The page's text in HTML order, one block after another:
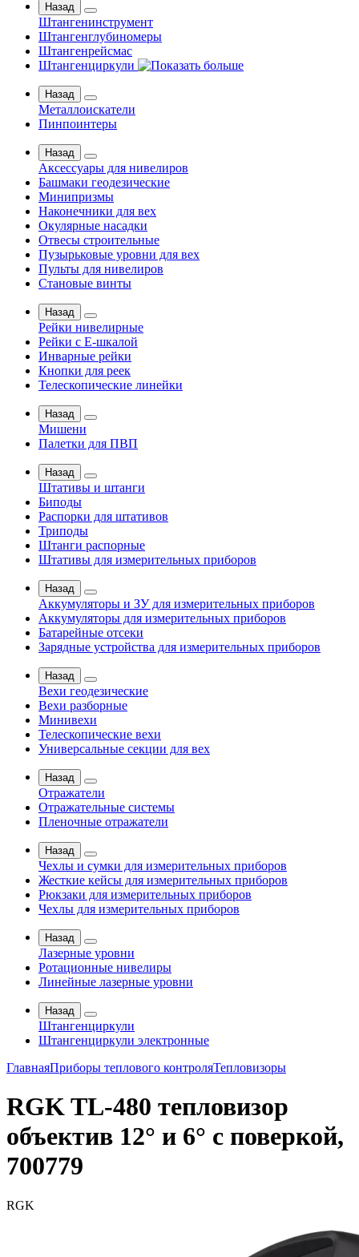
Назад
Штангенинструмент
Штангенглубиномеры
Штангенрейсмас
Штангенциркули
Назад
Металлоискатели
Пинпоинтеры
Назад
Аксессуары для нивелиров
Башмаки геодезические
Минипризмы
Наконечники для вех
Окулярные насадки
Отвесы строительные
Пузырьковые уровни для вех
Пульты для нивелиров
Становые винты
Назад
Рейки нивелирные
Рейки с Е-шкалой
Инварные рейки
Кнопки для реек
Телескопические линейки
Назад
Мишени
Палетки для ПВП
Назад
Штативы и штанги
Биподы
Распорки для штативов
Триподы
Штанги распорные
Штативы для измерительных приборов
Назад
Аккумуляторы и ЗУ для измерительных приборов
Аккумуляторы для измерительных приборов
Батарейные отсеки
Зарядные устройства для измерительных приборов
Назад
Вехи геодезические
Вехи разборные
Минивехи
Телескопические вехи
Универсальные секции для вех
Назад
Отражатели
Отражательные системы
Пленочные отражатели
Назад
Чехлы и сумки для измерительных приборов
Жесткие кейсы для измерительных приборов
Рюкзаки для измерительных приборов
Чехлы для измерительных приборов
Назад
Лазерные уровни
Ротационные нивелиры
Линейные лазерные уровни
Назад
Штангенциркули
Штангенциркули электронные
ГлавнаяПриборы теплового контроляТепловизоры
RGK TL-480 тепловизор
объектив 12° и 6° с поверкой,
700779
RGK